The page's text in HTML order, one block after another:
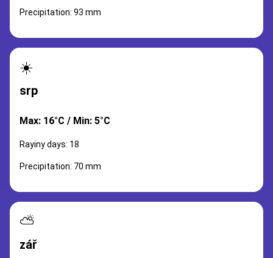
Precipitation: 93 mm
☀️
srp
Max: 16°C / Min: 5°C
Rayiny days: 18
Precipitation: 70 mm
⛅
zář